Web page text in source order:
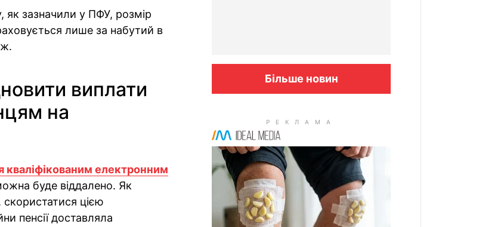
як зазначили у ПФУ, розмір
лише за набутий в
виплати
на
кваліфікованим електронним
буде віддалено. Як
скористатися цією
пенсії доставляла
Більше новин